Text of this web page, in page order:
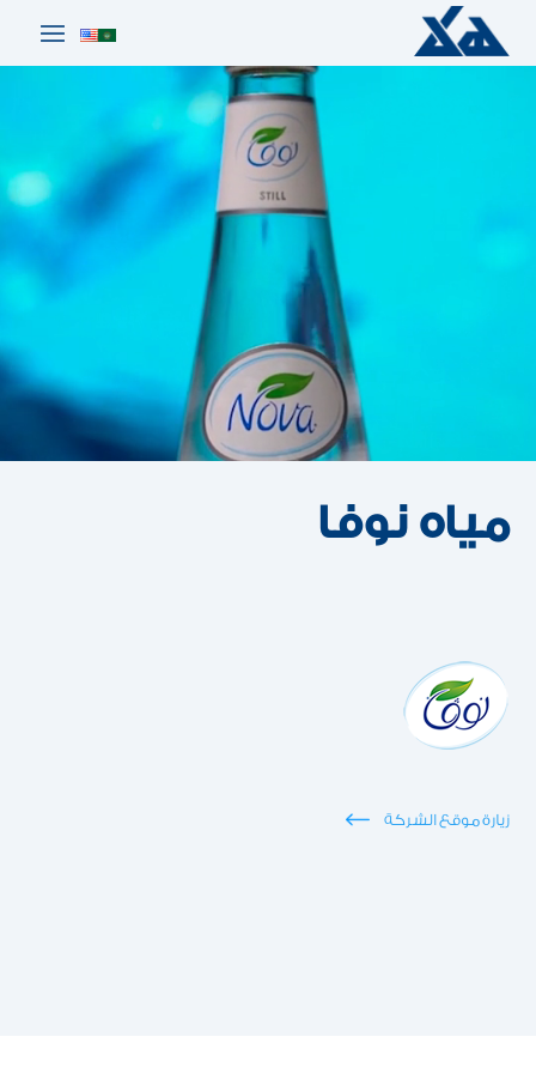
مياه نوفا
زيارة موقع الشركة